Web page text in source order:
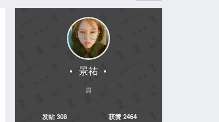
景祐
屑
发帖 308 获赞 2464